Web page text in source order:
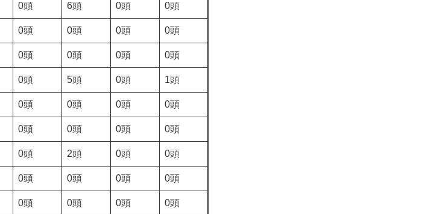
0頭 6頭 0頭 0頭
0頭 0頭 0頭 0頭
0頭 0頭 0頭 0頭
0頭 5頭 0頭 1頭
0頭 0頭 0頭 0頭
0頭 0頭 0頭 0頭
0頭 2頭 0頭 0頭
0頭 0頭 0頭 0頭
0頭 0頭 0頭 0頭